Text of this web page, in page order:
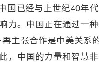
国已经与上世纪40年
力。中国正在通过一
主张合作是中美关系
，中国的力量和智慧